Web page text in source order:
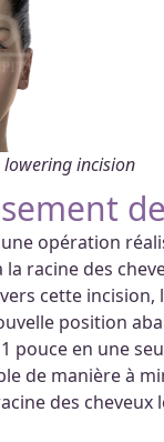
lowering incision
opération
racine des
cette
position
pouce en une
de manière à
des cheveux